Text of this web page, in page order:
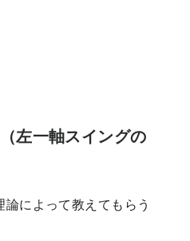
左一軸スイングの
によって教えてもらう